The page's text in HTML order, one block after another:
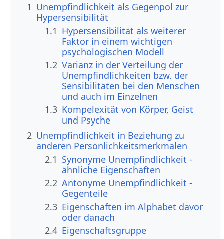
1 Unempfindlichkeit als Gegenpol zur
Hypersensibilität
1.1 Hypersensibilität als weiterer
Faktor in einem wichtigen
psychologischen Modell
1.2 Varianz in der Verteilung der
Unempfindlichkeiten bzw. der
Sensibilitäten bei den Menschen
und auch im Einzelnen
1.3 Kompelexität von Körper, Geist
und Psyche
2 Unempfindlichkeit in Beziehung zu
anderen Persönlichkeitsmerkmalen
2.1 Synonyme Unempfindlichkeit -
ähnliche Eigenschaften
2.2 Antonyme Unempfindlichkeit -
Gegenteile
2.3 Eigenschaften im Alphabet davor
oder danach
2.4 Eigenschaftsgruppe